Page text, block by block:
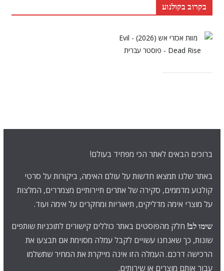
בקרוב בקולנוע
ברוכים הבאים לאתר הכי מפחיד בעולם!
באתר שלנו תמצאו חדשות על עולם האימה, ביקורות על סרטי
קולנוע מדממים, סקירה של אתרים תיירותיים מצמררים, המלצות
על מוצרי אימה מדליקים, תיאוריות ומחקרים על אימה ועוד.
שימו לב! חלק מהפוסטים באתר כוללים קישורים לתוכניות שותפים
שונות, כך שאנחנו עשויים לקבל עמלה מסוימת אם תבצעו את
הרכישה דרכם. העמלה הזו אינה מייקרת את המחיר שתשלמו
עבור אותם מוצרים או שירותים.